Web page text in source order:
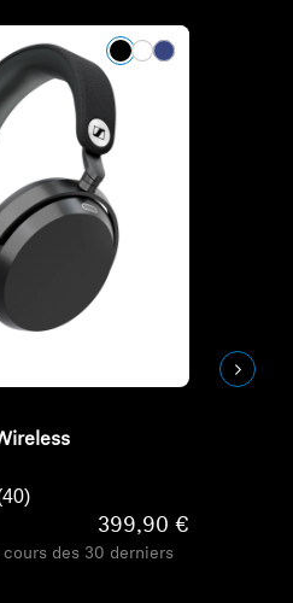
399,90 €
des 30 derniers